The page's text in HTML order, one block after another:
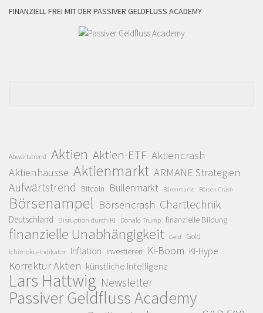
FINANZIELL FREI MIT DER PASSIVER GELDFLUSS ACADEMY
Abwärtstrend Aktien Aktien-ETF Aktiencrash
Aktienhausse Aktienmarkt ARMANE Strategien
Aufwärtstrend Bitcoin Bullenmarkt Bärenmarkt Börsen-Crash
Börsenampel Börsencrash Charttechnik
Deutschland Disruption durch KI Donald Trump finanzielle Bildung
finanzielle Unabhängigkeit Geld Gold
Ichimoku-Indikator Inflation investieren Ki-Boom KI-Hype
Korrektur Aktien künstliche Intelligenz
Lars Hattwig Newsletter
Passiver Geldfluss Academy